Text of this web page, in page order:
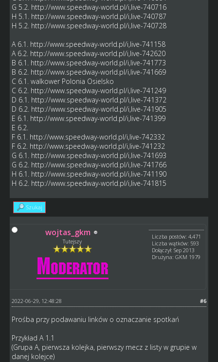
G 5.2. http://www.speedway-world.pl/i,live-740716
H 5.1. http://www.speedway-world.pl/i,live-740787
H 5.2. http://www.speedway-world.pl/i,live-740728
A 6.1. http://www.speedway-world.pl/i,live-741158
A 6.2. http://www.speedway-world.pl/i,live-742620
B 6.1. http://www.speedway-world.pl/i,live-741773
B 6.2. http://www.speedway-world.pl/i,live-741669
C 6.1. walkower Polonia Osielsko
C 6.2. http://www.speedway-world.pl/i,live-741249
D 6.1. http://www.speedway-world.pl/i,live-741372
D 6.2. http://www.speedway-world.pl/i,live-741905
E 6.1. http://www.speedway-world.pl/i,live-741399
E 6.2.
F 6.1. http://www.speedway-world.pl/i,live-742332
F 6.2. http://www.speedway-world.pl/i,live-741232
G 6.1. http://www.speedway-world.pl/i,live-741693
G 6.2. http://www.speedway-world.pl/i,live-741766
H 6.1. http://www.speedway-world.pl/i,live-741190
H 6.2. http://www.speedway-world.pl/i,live-741815
Szukaj
wojtas_gkm
Tutejszy
Liczba postów: 4,471
Liczba wątków: 593
Dołączył: Sep 2013
Drużyna: GKM 1979
#6
2022-06-29, 12:48:28
Prośba przy podawaniu linków o oznaczanie spotkań
Przykład A 1.1
(Grupa A, pierwsza kolejka, pierwszy mecz z listy w grupie w
danej kolejce)